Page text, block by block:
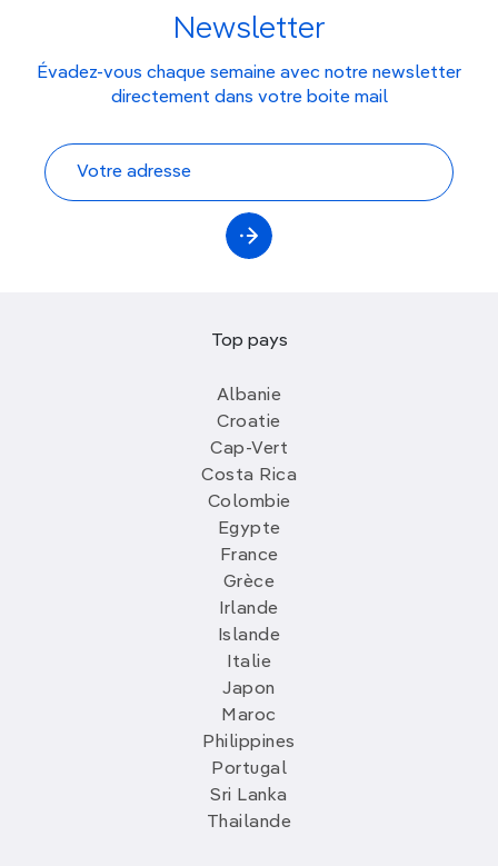
Newsletter
Évadez-vous chaque semaine avec notre newsletter
directement dans votre boite mail
Top pays
Albanie
Croatie
Cap-Vert
Costa Rica
Colombie
Egypte
France
Grèce
Irlande
Islande
Italie
Japon
Maroc
Philippines
Portugal
Sri Lanka
Thailande